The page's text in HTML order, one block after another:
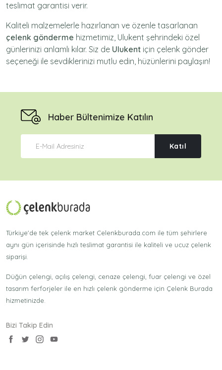
teslimat garantisi verir.
Kaliteli malzemelerle hazırlanan ve özenle tasarlanan
çelenk gönderme hizmetimiz, Ulukent şehrindeki özel
günlerinizi anlamlı kılar. Siz de Ulukent için çelenk gönder
seçeneği ile sevdiklerinizi mutlu edin, hüzünlerini paylaşın!
Haber Bültenimize Katılın
Katıl
Türkiye'de tek çelenk market Celenkburada.com ile tüm şehirlere
aynı gün içerisinde hızlı teslimat garantisi ile kaliteli ve ucuz çelenk
siparişi.
Düğün çelengi, açılış çelengi, cenaze çelengi, fuar çelengi ve özel
tasarım ferforjeler ile en hızlı çelenk gönderme için Çelenk Burada
hizmetinizde.
Bizi Takip Edin